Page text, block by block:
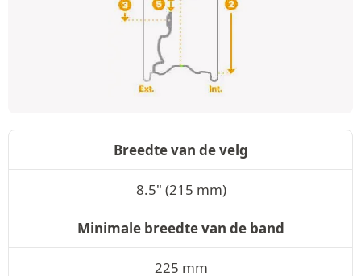
Breedte van de velg
8.5" (215 mm)
Minimale breedte van de band
225 mm